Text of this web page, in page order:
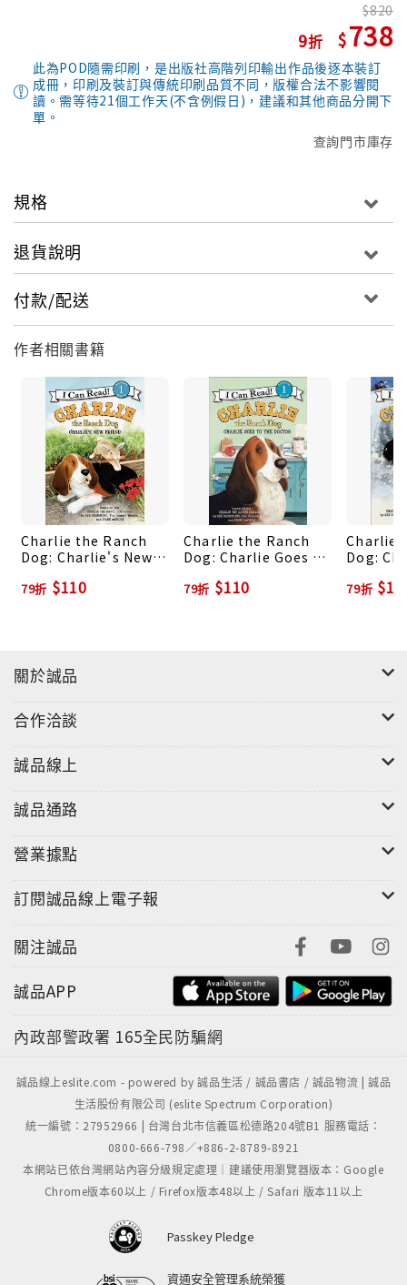
9
820
738
此為POD隨需印刷，是出版社高階列印輸出作品後逐本裝訂
成冊，印刷及裝訂與傳統印刷品質不同，版權合法不影響閱
讀。需等待21個工作天(不含例假日)，建議和其他商品分開下
單。
查詢門市庫存
規格
退貨說明
付款/配送
作者相關書籍
Charlie the Ranch
Dog: Charlie's New
79折 $110
Charlie the Ranch
Dog: Charlie Goes to
79折 $110
Charlie
Dog:
79折
關於誠品
合作洽談
誠品線上
誠品通路
營業據點
訂閱誠品線上電子報
關注誠品
誠品APP
內政部警政署 165全民防騙網
誠品線上eslite.com - powered by 誠品生活 / 誠品書店 / 誠品物流 | 誠品
生活股份有限公司 (eslite Spectrum Corporation)
統一編號：27952966 | 台灣台北市信義區松德路204號B1 服務電話：
0800-666-798／+886-2-8789-8921
本網站已依台灣網站內容分級規定處理｜建議使用瀏覽器版本：Google
Chrome版本60以上 / Firefox版本48以上 / Safari 版本11以上
Passkey Pledge
資通安全管理系統榮獲